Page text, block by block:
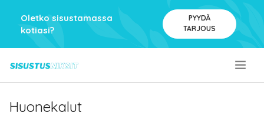
Oletko sisustamassa
kotiasi?
PYYDÄ
TARJOUS
Huonekalut